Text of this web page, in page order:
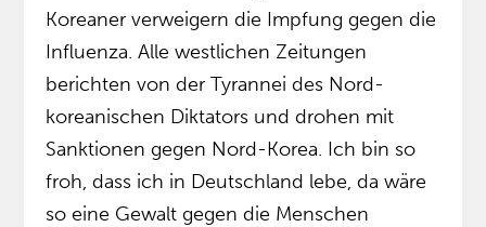
Koreaner verweigern die Impfung gegen die
Influenza. Alle westlichen Zeitungen
berichten von der Tyrannei des Nord-
koreanischen Diktators und drohen mit
Sanktionen gegen Nord-Korea. Ich bin so
froh, dass ich in Deutschland lebe, da wäre
so eine Gewalt gegen die Menschen